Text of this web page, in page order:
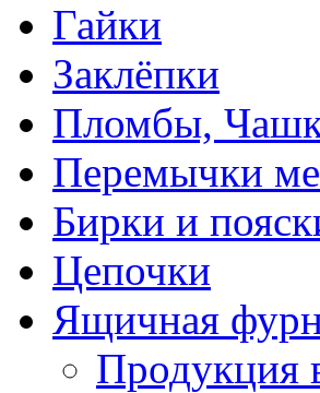
Гайки
Заклёпки
Пломбы,
Перемычки
Бирки и
Цепочки
Ящичная
Продукция